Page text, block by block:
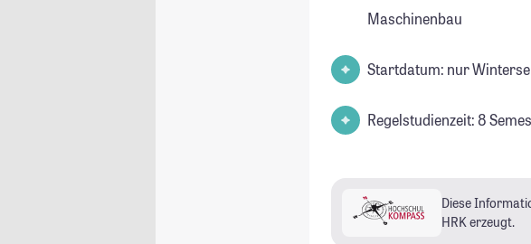
Maschinenbau
Startdatum: nur
Regelstudienzeit: 8
Diese
HRK erzeugt.